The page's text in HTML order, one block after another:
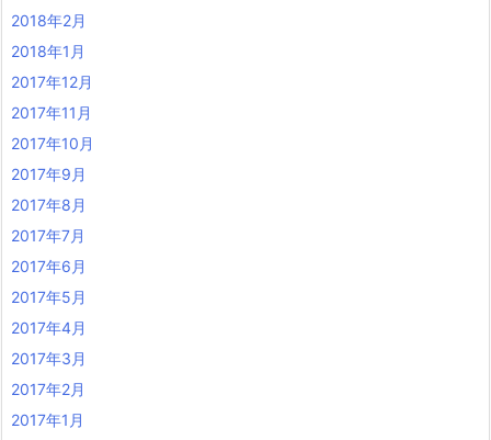
2018年2月
2018年1月
2017年12月
2017年11月
2017年10月
2017年9月
2017年8月
2017年7月
2017年6月
2017年5月
2017年4月
2017年3月
2017年2月
2017年1月